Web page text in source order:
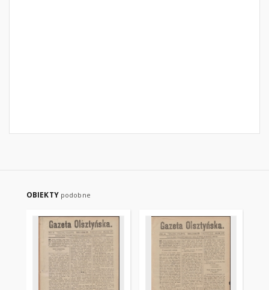
OBIEKTY podobne